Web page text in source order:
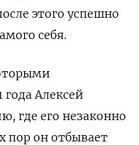
этого успешно
себя.
года Алексей
где его незаконно
пор он отбывает